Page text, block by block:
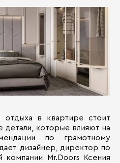
отдыха в квартире стоит
которые влияют на
по грамотному
дизайнер, директор по
компании Mr.Doors Ксения